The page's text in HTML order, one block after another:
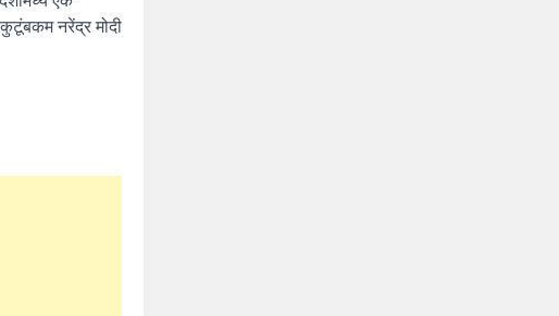
नरेंद्र मोदी